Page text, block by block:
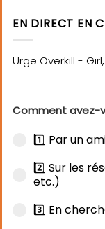
EN DIRECT EN
Comment avez-
1️⃣ Par un
2️⃣ Sur les
etc.)
3️⃣ En